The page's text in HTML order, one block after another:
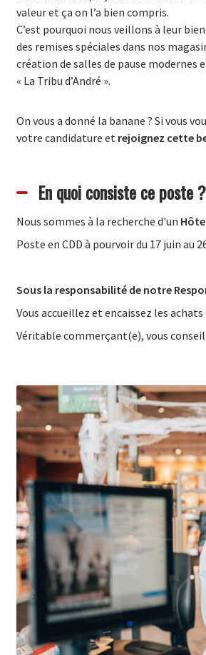
valeur et ça on l’a bien compris.
C’est pourquoi nous veillons à leur
des remises spéciales dans nos
création de salles de pause
« La Tribu d’André ».
On vous a donné la banane ? Si vous
votre candidature et rejoignez cette
En quoi consiste ce poste ?
Nous sommes à la recherche d'un
Poste en CDD à pourvoir du 17 juin au
Sous la responsabilité de notre
Vous accueillez et encaissez les
Véritable commerçant(e), vous